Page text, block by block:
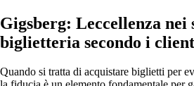
Gigsberg: Leccellenza nei
biglietteria secondo i
Quando si tratta di acquistare biglietti per